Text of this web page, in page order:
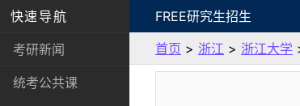
快速导航
考研新闻
统考公共课
FREE研究生招生
首页 > 浙江 > 浙江大学